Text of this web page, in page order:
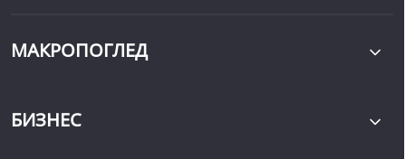
МАКРОПОГЛЕД
БИЗНЕС